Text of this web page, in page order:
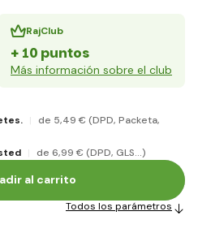
RajClub
+ 10 puntos
Más información sobre el club
de 5,49 € (DPD, Packeta,
de 6,99 € (DPD, GLS...)
al carrito
Todos los parámetros